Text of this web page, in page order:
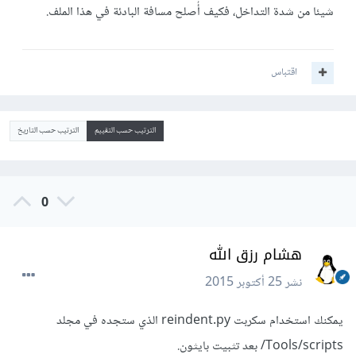
شيئا من شدة التداخل، فكيف أُصلح مسافة البادئة في هذا الملف.
اقتباس
الترتيب حسب التقييم الترتيب حسب التاريخ
0
هشام رزق الله
نشر25 أكتوبر 2015
يمكنك استخدام سكربت reindent.py الذي ستجده في مجلد
Tools/scripts/ بعد تثبيت بايثون.